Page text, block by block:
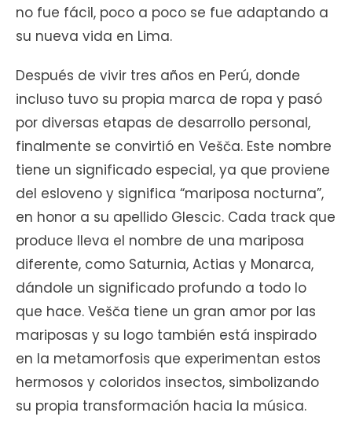
no fue fácil, poco a poco se fue adaptando a
su nueva vida en Lima.
Después de vivir tres años en Perú, donde
incluso tuvo su propia marca de ropa y pasó
por diversas etapas de desarrollo personal,
finalmente se convirtió en Vešča. Este nombre
tiene un significado especial, ya que proviene
del esloveno y significa “mariposa nocturna”,
en honor a su apellido Glescic. Cada track que
produce lleva el nombre de una mariposa
diferente, como Saturnia, Actias y Monarca,
dándole un significado profundo a todo lo
que hace. Vešča tiene un gran amor por las
mariposas y su logo también está inspirado
en la metamorfosis que experimentan estos
hermosos y coloridos insectos, simbolizando
su propia transformación hacia la música.